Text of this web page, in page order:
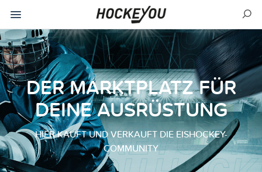
DER MARKTPLATZ FÜR
DEINE AUSRÜSTUNG
HIER KAUFT UND VERKAUFT DIE EISHOCKEY-
COMMUNITY